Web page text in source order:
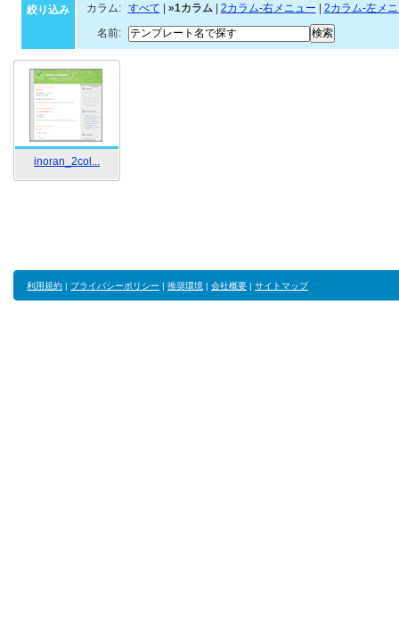
絞り込み
カラム:
すべて »1カラム| 2カラム-右メニュー
2カラム-左メ
名前:
inoran_2col...
利用規約 | プライバシーポリシー | 推奨環境 | 会社概要 | サイトマップ